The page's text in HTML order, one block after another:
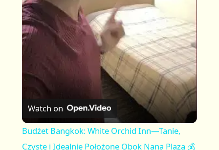
l
a
y
V
i
Watch on
Budżet Bangkok: White Orchid Inn—Tanie,
Czyste i Idealnie Położone Obok Nana Plaza 💰